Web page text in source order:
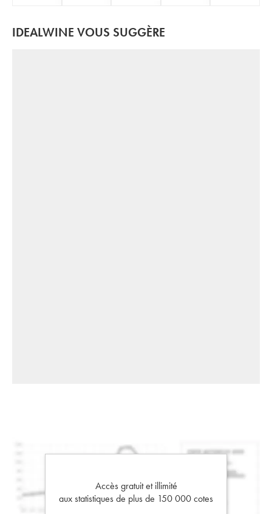
IDEALWINE VOUS SUGGÈRE
Accès gratuit et illimité
aux statistiques de plus de 150 000 cotes